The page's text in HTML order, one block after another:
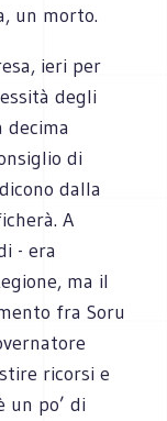
un morto.
ieri per
degli
decima
di
dalla
A
- era
ma il
fra Soru
ricorsi e
un po’ di